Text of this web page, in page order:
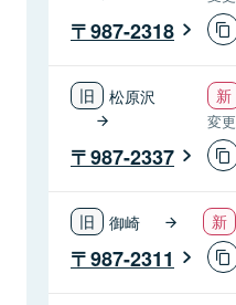
987-2318
松原沢
変更
987-2337
御崎
987-2311